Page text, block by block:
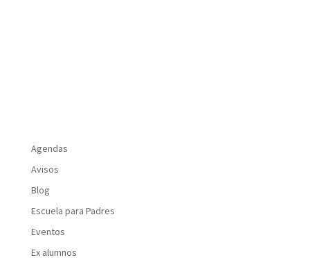
Agendas
Avisos
Blog
Escuela para Padres
Eventos
Ex alumnos